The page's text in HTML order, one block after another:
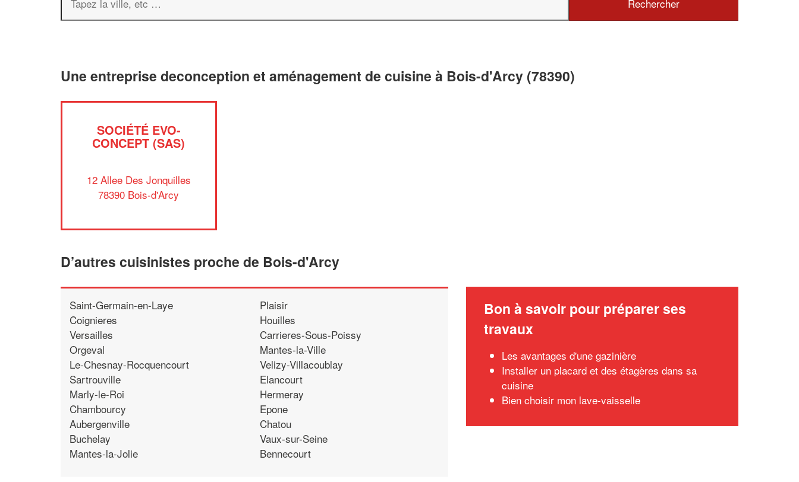
Une entreprise deconception et aménagement de cuisine à Bois-d'Arcy (78390)
SOCIÉTÉ EVO-
CONCEPT (SAS)
12 Allee Des Jonquilles
78390 Bois-d'Arcy
D’autres cuisinistes proche de Bois-d'Arcy
Saint-Germain-en-Laye
Coignieres
Versailles
Orgeval
Le-Chesnay-Rocquencourt
Sartrouville
Marly-le-Roi
Chambourcy
Aubergenville
Buchelay
Mantes-la-Jolie
Plaisir
Houilles
Carrieres-Sous-Poissy
Mantes-la-Ville
Velizy-Villacoublay
Elancourt
Hermeray
Epone
Chatou
Vaux-sur-Seine
Bennecourt
Bon à savoir pour préparer ses
travaux
Les avantages d'une gazinière
Installer un placard et des étagères dans sa
cuisine
Bien choisir mon lave-vaisselle
✕
Vous êtes un